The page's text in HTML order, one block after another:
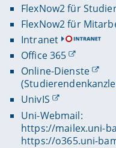
FlexNow2 für
FlexNow2 für
Intranet
Office 365
Online-Dienste
UnivIS
Uni-Webmail:
https://mailex.uni-
https://o365.uni-